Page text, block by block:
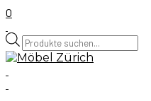
0
Products
search